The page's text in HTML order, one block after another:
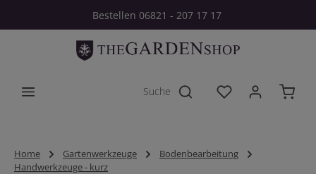
Zum Hauptinhalt springenBestellen 06821 - 207 17 17
Du hast 0
Home Gartenwerkzeuge
Bodenbearbeitung
Handwerkzeuge - kurz